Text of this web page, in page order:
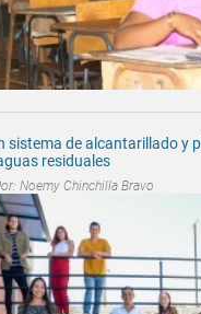
sistema de alcantarillado y
residuales
Noemy Chinchilla Bravo